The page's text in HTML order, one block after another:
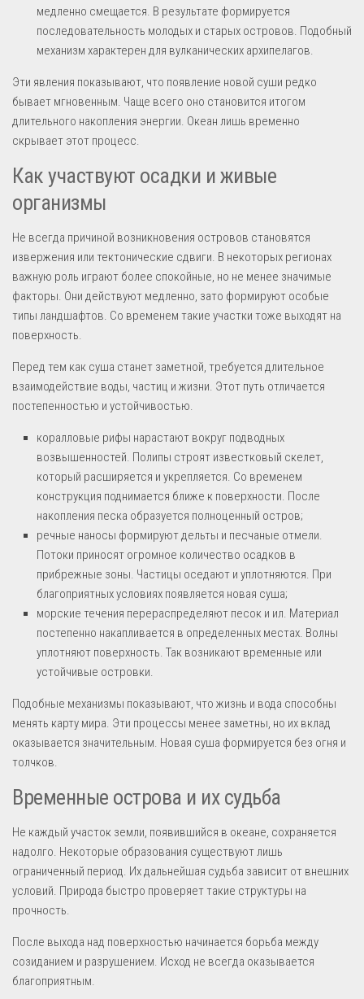
медленно смещается. В результате формируется
последовательность молодых и старых островов. Подобный
механизм характерен для вулканических архипелагов.
Эти явления показывают, что появление новой суши редко
бывает мгновенным. Чаще всего оно становится итогом
длительного накопления энергии. Океан лишь временно
скрывает этот процесс.
Как участвуют осадки и живые
организмы
Не всегда причиной возникновения островов становятся
извержения или тектонические сдвиги. В некоторых регионах
важную роль играют более спокойные, но не менее значимые
факторы. Они действуют медленно, зато формируют особые
типы ландшафтов. Со временем такие участки тоже выходят на
поверхность.
Перед тем как суша станет заметной, требуется длительное
взаимодействие воды, частиц и жизни. Этот путь отличается
постепенностью и устойчивостью.
коралловые рифы нарастают вокруг подводных
возвышенностей. Полипы строят известковый скелет,
который расширяется и укрепляется. Со временем
конструкция поднимается ближе к поверхности. После
накопления песка образуется полноценный остров;
речные наносы формируют дельты и песчаные отмели.
Потоки приносят огромное количество осадков в
прибрежные зоны. Частицы оседают и уплотняются. При
благоприятных условиях появляется новая суша;
морские течения перераспределяют песок и ил. Материал
постепенно накапливается в определенных местах. Волны
уплотняют поверхность. Так возникают временные или
устойчивые островки.
Подобные механизмы показывают, что жизнь и вода способны
менять карту мира. Эти процессы менее заметны, но их вклад
оказывается значительным. Новая суша формируется без огня и
толчков.
Временные острова и их судьба
Не каждый участок земли, появившийся в океане, сохраняется
надолго. Некоторые образования существуют лишь
ограниченный период. Их дальнейшая судьба зависит от внешних
условий. Природа быстро проверяет такие структуры на
прочность.
После выхода над поверхностью начинается борьба между
созиданием и разрушением. Исход не всегда оказывается
благоприятным.